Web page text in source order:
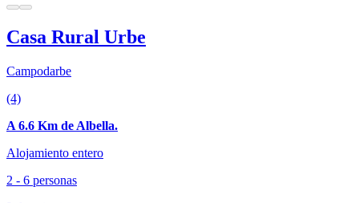
Casa Rural Urbe
Campodarbe
(4)
A 6.6 Km de Albella.
Alojamiento entero
2 - 6 personas